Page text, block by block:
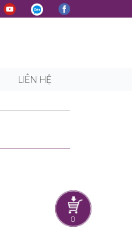
0
LIÊN HỆ